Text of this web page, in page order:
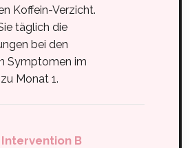
Koffein-Verzicht.
täglich die
bei den
Symptomen im
Monat 1.
Intervention B